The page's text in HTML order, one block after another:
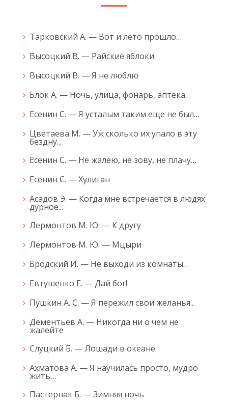
Тарковский А. — Вот и лето прошло…
Высоцкий В. — Райские яблоки
Высоцкий В. — Я не люблю
Блок А. — Ночь, улица, фонарь, аптека…
Есенин С. — Я усталым таким еще не был…
Цветаева М. — Уж сколько их упало в эту
бездну...
Есенин С. — Не жалею, не зову, не плачу…
Есенин С. — Хулиган
Асадов Э. — Когда мне встречается в людях
дурное...
Лермонтов М. Ю. — К другу
Лермонтов М. Ю. — Мцыри
Бродский И. — Не выходи из комнаты…
Евтушенко Е. — Дай бог!
Пушкин А. С. — Я пережил свои желанья...
Дементьев А. — Никогда ни о чем не
жалейте
Слуцкий Б. — Лошади в океане
Ахматова А. — Я научилась просто, мудро
жить…
Пастернак Б. — Зимняя ночь